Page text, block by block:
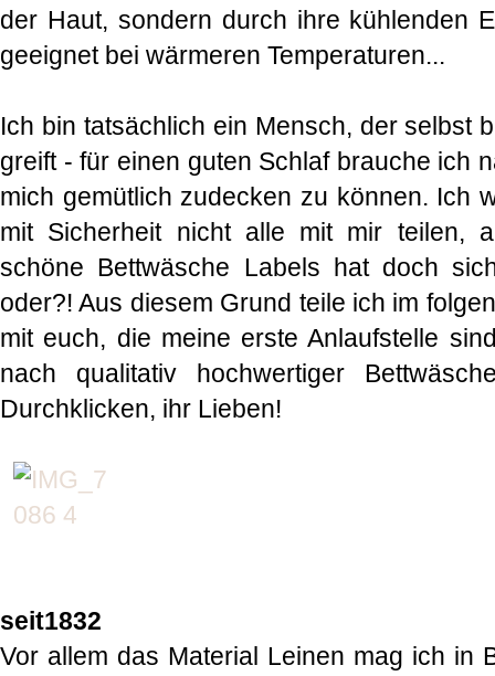
der Haut, sondern durch ihre kühlenden
geeignet bei wärmeren Temperaturen...
Ich bin tatsächlich ein Mensch, der selbst
greift - für einen guten Schlaf brauche ich
mich gemütlich zudecken zu können. Ich
mit Sicherheit nicht alle mit mir teilen,
schöne Bettwäsche Labels hat doch
oder?! Aus diesem Grund teile ich im
mit euch, die meine erste Anlaufstelle
nach qualitativ hochwertiger
Durchklicken, ihr Lieben!
seit1832
Vor allem das Material Leinen mag ich in